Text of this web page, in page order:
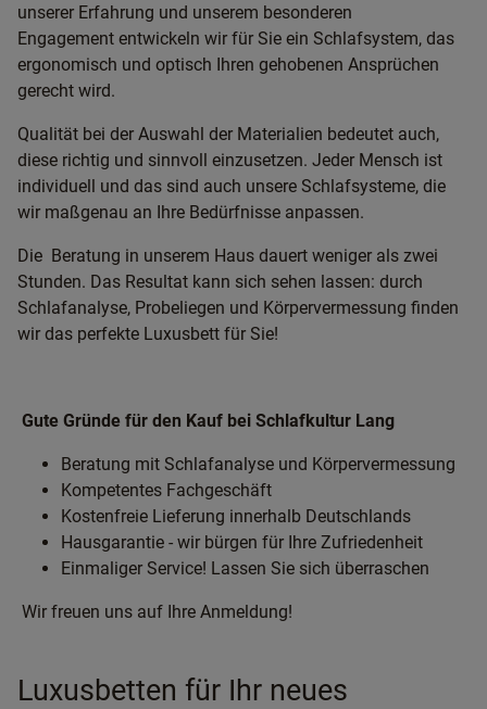
unserer Erfahrung und unserem besonderen
Engagement entwickeln wir für Sie ein Schlafsystem, das
ergonomisch und optisch Ihren gehobenen Ansprüchen
gerecht wird.
Qualität bei der Auswahl der Materialien bedeutet auch,
diese richtig und sinnvoll einzusetzen. Jeder Mensch ist
individuell und das sind auch unsere Schlafsysteme, die
wir maßgenau an Ihre Bedürfnisse anpassen.
Die Beratung in unserem Haus dauert weniger als zwei
Stunden. Das Resultat kann sich sehen lassen: durch
Schlafanalyse, Probeliegen und Körpervermessung finden
wir das perfekte Luxusbett für Sie!
Gute Gründe für den Kauf bei Schlafkultur Lang
Beratung mit Schlafanalyse und Körpervermessung
Kompetentes Fachgeschäft
Kostenfreie Lieferung innerhalb Deutschlands
Hausgarantie - wir bürgen für Ihre Zufriedenheit
Einmaliger Service! Lassen Sie sich überraschen
Wir freuen uns auf Ihre Anmeldung!
Luxusbetten für Ihr neues